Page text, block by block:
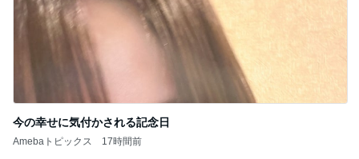
今の幸せに気付かされる記念日
Amebaトピックス 17時間前